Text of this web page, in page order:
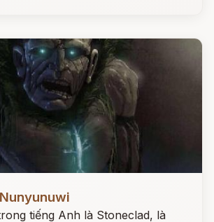
tiếng Anh là Stoneclad, là